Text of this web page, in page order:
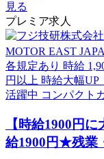
見る
プレミア求人
【時給1900円
給1900円★残業